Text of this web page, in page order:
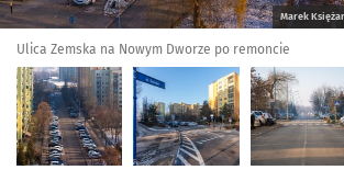
Marek
Ulica Zemska na Nowym Dworze po remoncie